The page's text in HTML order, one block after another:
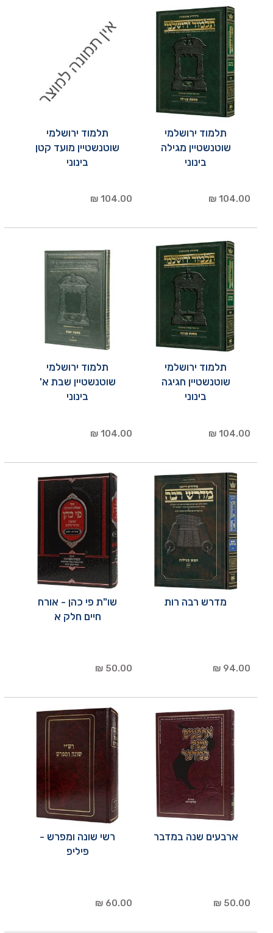
תלמוד ירושלמי
שוטנשטיין מגילה
בינוני
104.00 ₪
תלמוד ירושלמי
שוטנשטיין מועד קטן
בינוני
104.00 ₪
תלמוד ירושלמי
שוטנשטיין חגיגה
בינוני
104.00 ₪
תלמוד ירושלמי
שוטנשטיין שבת א'
בינוני
104.00 ₪
מדרש רבה רות
94.00 ₪
שו"ת פי כהן - אורח
חיים חלק א
50.00 ₪
ארבעים שנה במדבר
50.00 ₪
רשי שונה ומפרש -
פיליפ
60.00 ₪